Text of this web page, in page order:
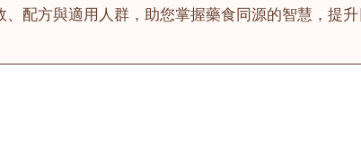
配方與適用人群，助您掌握藥食同源的智慧，提升